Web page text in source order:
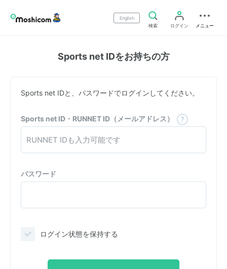
English
検索
ログイン メニュー
Sports net IDをお持ちの方
Sports net IDと、パスワードでログインしてください。
Sports net ID・RUNNET ID（メールアドレス）
パスワード
ログイン状態を保持する